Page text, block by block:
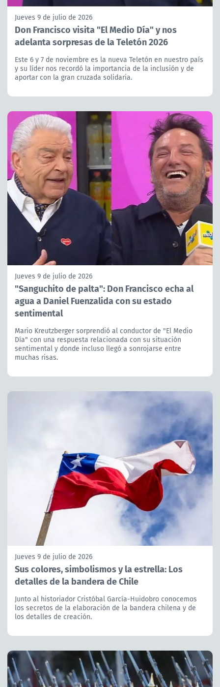
Jueves 9 de julio de 2026
Don Francisco visita "El Medio Día" y nos
adelanta sorpresas de la Teletón 2026
Este 6 y 7 de noviembre es la nueva Teletón en nuestro país
y su líder nos recordó la importancia de la inclusión y de
aportar con la gran cruzada solidaria.
Jueves 9 de julio de 2026
"Sanguchito de palta": Don Francisco echa al
agua a Daniel Fuenzalida con su estado
sentimental
Mario Kreutzberger sorprendió al conductor de "El Medio
Día" con una respuesta relacionada con su situación
sentimental y donde incluso llegó a sonrojarse entre
muchas risas.
Jueves 9 de julio de 2026
Sus colores, simbolismos y la estrella: Los
detalles de la bandera de Chile
Junto al historiador Cristóbal García-Huidobro conocemos
los secretos de la elaboración de la bandera chilena y de
los detalles de creación.